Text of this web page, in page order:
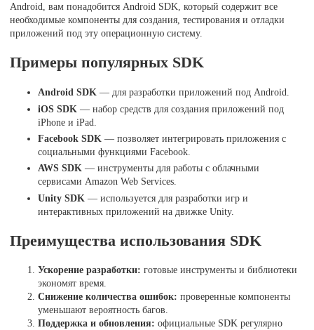
Android, вам понадобится Android SDK, который содержит все
необходимые компоненты для создания, тестирования и отладки
приложений под эту операционную систему.
Примеры популярных SDK
Android SDK — для разработки приложений под Android.
iOS SDK — набор средств для создания приложений под
iPhone и iPad.
Facebook SDK — позволяет интегрировать приложения с
социальными функциями Facebook.
AWS SDK — инструменты для работы с облачными
сервисами Amazon Web Services.
Unity SDK — используется для разработки игр и
интерактивных приложений на движке Unity.
Преимущества использования SDK
Ускорение разработки: готовые инструменты и библиотеки
экономят время.
Снижение количества ошибок: проверенные компоненты
уменьшают вероятность багов.
Поддержка и обновления: официальные SDK регулярно